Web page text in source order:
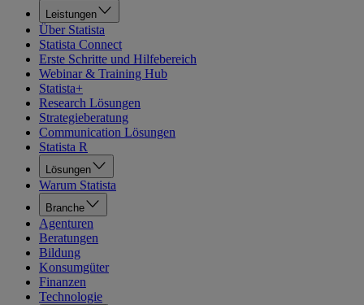
Leistungen
Über Statista
Statista Connect
Erste Schritte und Hilfebereich
Webinar & Training Hub
Statista+
Research Lösungen
Strategieberatung
Communication Lösungen
Statista R
Lösungen
Warum Statista
Branche
Agenturen
Beratungen
Bildung
Konsumgüter
Finanzen
Technologie